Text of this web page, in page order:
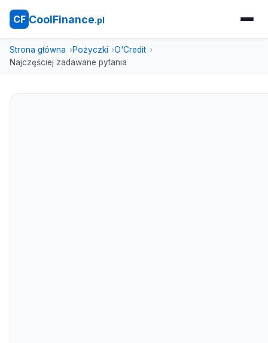
CF CoolFinance.pl
Strona główna Pożyczki
O'Credit
Najczęściej zadawane pytania